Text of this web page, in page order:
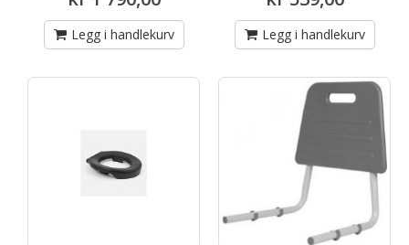
Legg i handlekurv Legg i handlekurv